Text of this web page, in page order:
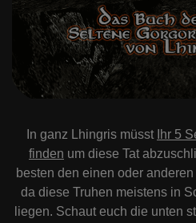
In ganz Lhingris müsst Ihr 5
finden um diese Tat
besten den einen oder
da diese Truhen meistens in
liegen. Schaut euch die unten